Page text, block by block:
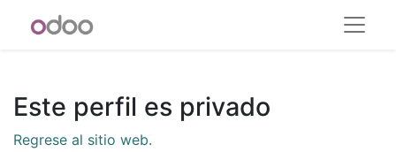
Este perfil es privado
Regrese al sitio web.